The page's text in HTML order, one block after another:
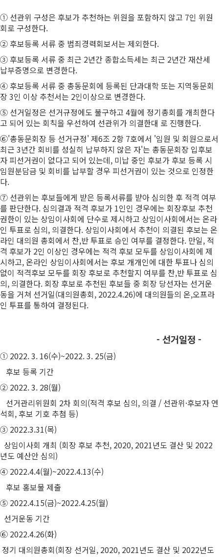
① 선관위 구성은 후보가 추천하는 위원을 포함하지 않고 7인 위원
회로 구성한다.
② 후보등록 서류 중 범죄경력회보서는 제외한다.
③ 후보등록 서류 중 최근 2년간 종합소득세는 최근 2년간 재산세
납부증명으로 변경한다.
④ 후보등록 서류 중 총동문회에 등록된 단과대학 또는 지역동문회
장 3인 이상 추천서는 2인이상으로 변경한다.
⑤ 선거일정은 선거규정에도 불구하고 4월에 정기총회를 개최한다
고 되어 있는 회칙을 우선하여 선관위가 의결한대 로 진행한다.
⑥'총동문회장 등 선거규정' 제6조 2항 7호에서 '임원 및 회원으로서
최근 3년간 회비를 성실히 납부하지 않은 자'는 총동문회장 입후보
자 피선거권이 없다고 되어 있는데, 미납 중인 후보가 후보 등록 시
임원분담금 및 회비를 납부할 경우 피선거권이 있는 것으로 인정한
다.
⑦ 선관위는 후보들에게 받은 등록서류를 받아 심의한 후 적격 여부
를 판단한다. 심의결과 적격 후보가 1인인 경우에는 회장후보 추천
권한이 있는 상임이사회에 단수로 제시하고 상임이사회에서는 온라
인 투표로 심의, 의결한다. 상임이사회에서 추천이 의결된 후보는 온
라인 대의원 총회에서 찬,반 투표로 승인 여부를 결정한다. 만일, 적
격 후보가 2인 이상인 경우에는 적격 후보 모두를 상임이사회에 제
시하고, 온라인 상임이사회에서는 후보 개개인에 대한 투표나 심의
없이 적격후보 모두를 회장 후보로 추천할지 여부를 찬,반 투표로 심
의, 의결한다. 회장 후보로 추천된 후보들 중 회장 당선자는 선거운
동을 거쳐 선거일(대의원총회, 2022.4.26)에 대의원들의 온,오프라
인 투표를 통하여 결정된다.
- 선거일정 -
① 2022. 3. 16(수)~2022. 3. 25(금)
후보 등록 기간
② 2022. 3. 28(월)
선거관리위원회 2차 회의(적격 후보 심의, 의결 / 선관위·후보자 연
석회, 후보 기호 추첨 등)
③ 2022.3.31(목)
상임이사회 개최 (회장 후보 추천, 2020, 2021년도 결산 및 2022
년도 예산안 심의)
④ 2022.4.4(월)~2022.4.13(수)
후보 홍보물 제출
⑤ 2022.4.15(금)~2022.4.25(월)
선거운동 기간
⑥ 2022.4.26(화)
정기 대의원총회(회장 선거일, 2020, 2021년도 결산 및 2022년도